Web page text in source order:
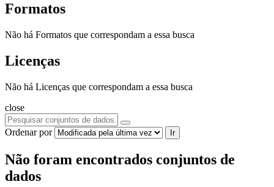
Formatos
Não há Formatos que correspondam a essa busca
Licenças
Não há Licenças que correspondam a essa busca
close
Ordenar por Ir
Não foram encontrados conjuntos de
dados